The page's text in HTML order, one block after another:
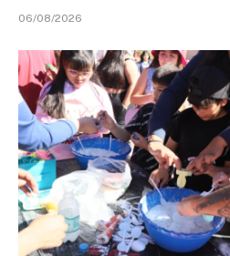
06/08/2026